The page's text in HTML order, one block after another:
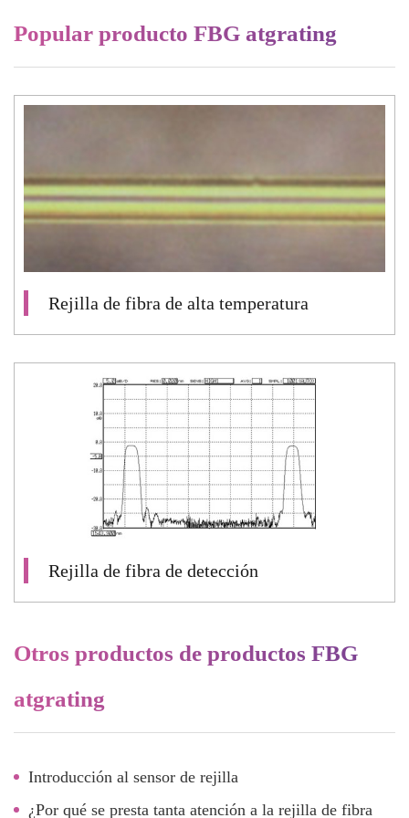
Popular producto FBG atgrating
Rejilla de fibra de alta temperatura
Rejilla de fibra de detección
Otros productos de productos FBG
atgrating
Introducción al sensor de rejilla
¿Por qué se presta tanta atención a la rejilla de fibra